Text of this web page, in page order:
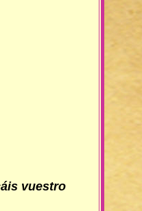
vuestro